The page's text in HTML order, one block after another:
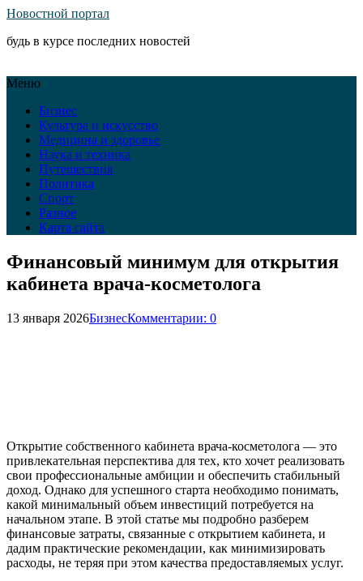
Новостной портал
будь в курсе последних новостей
Меню
Бизнес
Культура и искусство
Медицина и здоровье
Наука и техника
Путешествия
Политика
Спорт
Разное
Карта сайта
Финансовый минимум для открытия
кабинета врача-косметолога
13 января 2026БизнесКомментарии: 0
Открытие собственного кабинета врача-косметолога — это
привлекательная перспектива для тех, кто хочет реализовать
свои профессиональные амбиции и обеспечить стабильный
доход. Однако для успешного старта необходимо понимать,
какой минимальный объем инвестиций потребуется на
начальном этапе. В этой статье мы подробно разберем
финансовые затраты, связанные с открытием кабинета, и
дадим практические рекомендации, как минимизировать
расходы, не теряя при этом качества предоставляемых услуг.